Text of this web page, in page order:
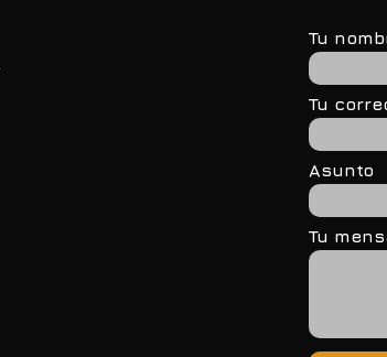
Tu
Tu
Asunto
Tu